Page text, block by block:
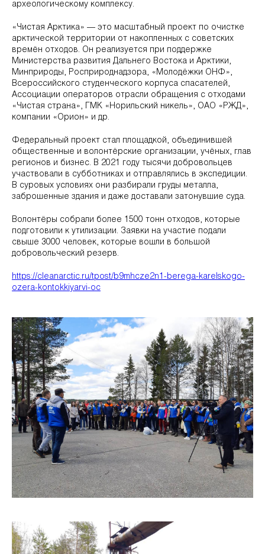
археологическому комплексу.
«Чистая Арктика» — это масштабный проект по очистке
арктической территории от накопленных с советских
времён отходов. Он реализуется при поддержке
Министерства развития Дальнего Востока и Арктики,
Минприроды, Росприроднадзора, «Молодёжки ОНФ»,
Всероссийского студенческого корпуса спасателей,
Ассоциации операторов отрасли обращения с отходами
«Чистая страна», ГМК «Норильский никель», ОАО «РЖД»,
компании «Орион» и др.
Федеральный проект стал площадкой, объединившей
общественные и волонтёрские организации, учёных, глав
регионов и бизнес. В 2021 году тысячи добровольцев
участвовали в субботниках и отправлялись в экспедиции.
В суровых условиях они разбирали груды металла,
заброшенные здания и даже доставали затонувшие суда.
Волонтёры собрали более 1500 тонн отходов, которые
подготовили к утилизации. Заявки на участие подали
свыше 3000 человек, которые вошли в большой
добровольческий резерв.
https://cleanarctic.ru/tpost/b9mhcze2n1-berega-karelskogo-
ozera-kontokkiyarvi-oc